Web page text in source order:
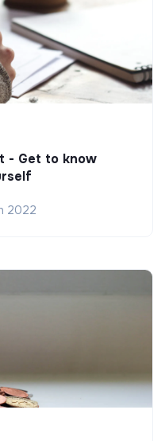
- Get to know
2022